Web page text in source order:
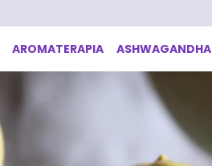
AROMATERAPIA ASHWAGANDHA